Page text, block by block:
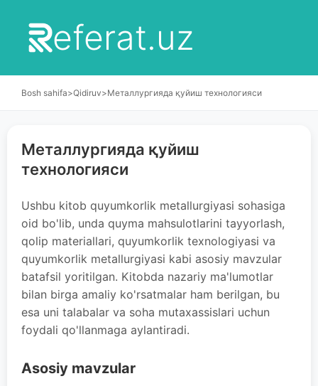
eferat.uz
Bosh sahifa>Qidiruv>Металлургияда қуйиш технологияси
Металлургияда қуйиш
технологияси
Ushbu kitob quyumkorlik metallurgiyasi sohasiga
oid bo'lib, unda quyma mahsulotlarini tayyorlash,
qolip materiallari, quyumkorlik texnologiyasi va
quyumkorlik metallurgiyasi kabi asosiy mavzular
batafsil yoritilgan. Kitobda nazariy ma'lumotlar
bilan birga amaliy ko'rsatmalar ham berilgan, bu
esa uni talabalar va soha mutaxassislari uchun
foydali qo'llanmaga aylantiradi.
Asosiy mavzular